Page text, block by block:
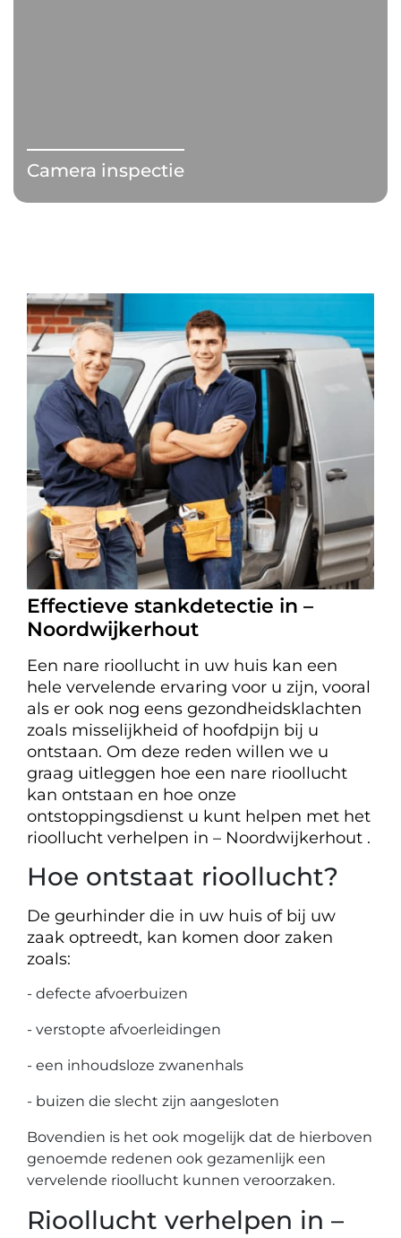
Camera inspectie
Effectieve stankdetectie in –
Noordwijkerhout
Een nare rioollucht in uw huis kan een
hele vervelende ervaring voor u zijn, vooral
als er ook nog eens gezondheidsklachten
zoals misselijkheid of hoofdpijn bij u
ontstaan. Om deze reden willen we u
graag uitleggen hoe een nare rioollucht
kan ontstaan en hoe onze
ontstoppingsdienst u kunt helpen met het
rioollucht verhelpen in – Noordwijkerhout .
Hoe ontstaat rioollucht?
De geurhinder die in uw huis of bij uw
zaak optreedt, kan komen door zaken
zoals:
- defecte afvoerbuizen
- verstopte afvoerleidingen
- een inhoudsloze zwanenhals
- buizen die slecht zijn aangesloten
Bovendien is het ook mogelijk dat de hierboven
genoemde redenen ook gezamenlijk een
vervelende rioollucht kunnen veroorzaken.
Rioollucht verhelpen in –